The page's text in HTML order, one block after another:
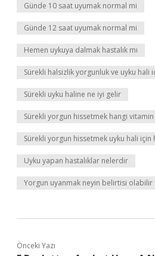
Günde 10 saat uyumak normal mi
Günde 12 saat uyumak normal mi
Hemen uykuya dalmak hastalık mı
Sürekli halsizlik yorgunluk ve uyku
Sürekli uyku haline ne iyi gelir
Sürekli yorgun hissetmek hangi
Sürekli yorgun hissetmek uyku hali
Uyku yapan hastalıklar nelerdir
Yorgun uyanmak neyin belirtisi olabilir
Önceki Yazı